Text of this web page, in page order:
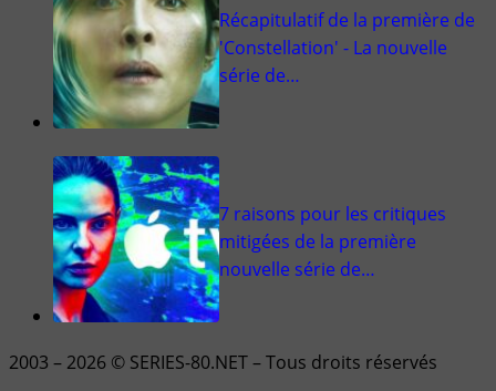
Récapitulatif de la première de
'Constellation' - La nouvelle
série de…
7 raisons pour les critiques
mitigées de la première
nouvelle série de…
2003 – 2026 © SERIES-80.NET – Tous droits réservés